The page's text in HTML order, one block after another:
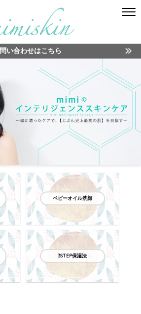
問い合わせはこちら
ベビーオイル洗顔
3STEP保湿法